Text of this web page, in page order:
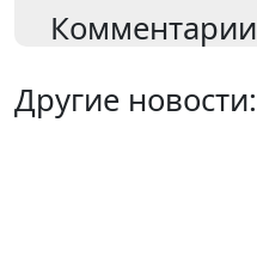
Комментарии
Другие новости: